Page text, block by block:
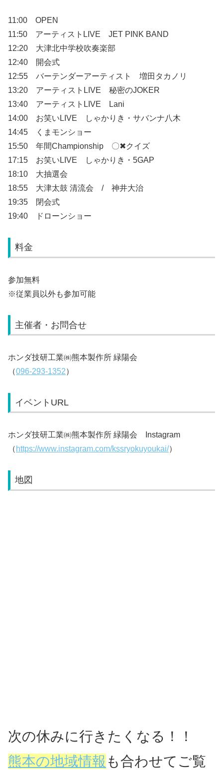
11:00 OPEN
11:50 アーティストLIVE JET PINK BAND
12:20 大津北中学校吹奏楽部
12:40 開会式
12:55 バーテンダーアーティスト 増田タカノリ
13:20 アーティストLIVE 秘密のJOKER
13:40 アーティストLIVE Lani
14:00 お笑いLIVE しゃかりき・サバンナ八木
14:45 くまモンショー
15:50 年間Championship 〇✖クイズ
17:15 お笑いLIVE しゃかりき・5GAP
18:10 大抽選会
18:55 大津太鼓 清流会 / 神井大治
19:35 閉会式
19:40 ドローンショー
料金
参加無料
※従業員以外も参加可能
主催者・お問合せ
ホンダ技研工業㈱熊本製作所 緑陽会
（096-293-1352）
イベントURL
ホンダ技研工業㈱熊本製作所 緑陽会 Instagram
（ https://www.instagram.com/kssryokuyoukai/）
地図
次の休みに行きたくなる！！
熊本の地域情報 も合わせてご覧